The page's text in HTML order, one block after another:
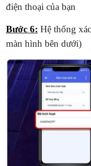
điện thoại của bạn
Bước 6: Hệ thống
màn hình bên dưới)